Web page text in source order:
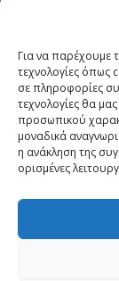
Για να παρέχουμε
τεχνολογίες όπως
σε πληροφορίες
τεχνολογίες θα
προσωπικού
μοναδικά
η ανάκληση της
ορισμένες